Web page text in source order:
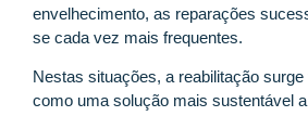
envelhecimento, as reparações
se cada vez mais frequentes.
Nestas situações, a reabilitação
como uma solução mais sustentável